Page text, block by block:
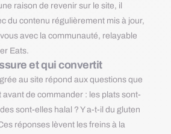
raison de revenir sur le site, il
du contenu régulièrement mis à jour,
avec la communauté, relayable
Eats.
et qui convertit
au site répond aux questions que
avant de commander : les plats sont-
sont-elles halal ? Y a-t-il du gluten
réponses lèvent les freins à la